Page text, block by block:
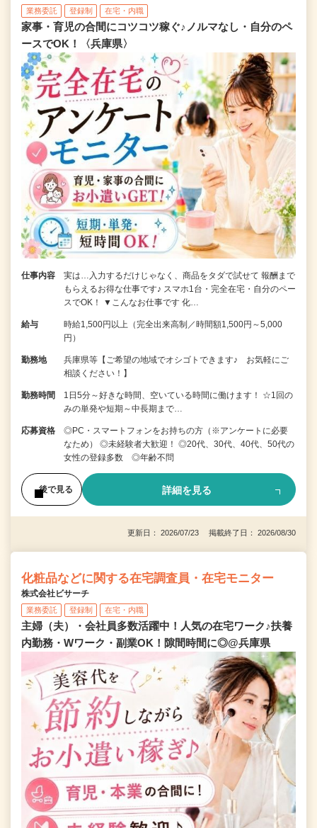
業務委託 登録制 在宅・内職
家事・育児の合間にコツコツ稼ぐ♪ノルマなし・自分のペ
ースでOK！〈兵庫県〉
仕事内容
実は…入力するだけじゃなく、商品をタダで試せて 報酬まで
もらえるお得な仕事です♪ スマホ1台・完全在宅・自分のペー
スでOK！ ▼こんなお仕事です 化…
給与
時給1,500円以上（完全出来高制／時間額1,500円～5,000
円）
勤務地
兵庫県等【ご希望の地域でオシゴトできます♪ お気軽にご
相談ください！】
勤務時間
1日5分～好きな時間、空いている時間に働けます！ ☆1回の
みの単発や短期～中長期まで…
応募資格
◎PC・スマートフォンをお持ちの方（※アンケートに必要
なため） ◎未経験者大歓迎！ ◎20代、30代、40代、50代の
女性の登録多数 ◎年齢不問
後で見る 詳細を見る
更新日： 2026/07/23 掲載終了日： 2026/08/30
化粧品などに関する在宅調査員・在宅モニター
株式会社ビサーチ
業務委託 登録制 在宅・内職
主婦（夫）・会社員多数活躍中！人気の在宅ワーク♪扶養
内勤務・Wワーク・副業OK！隙間時間に◎@兵庫県